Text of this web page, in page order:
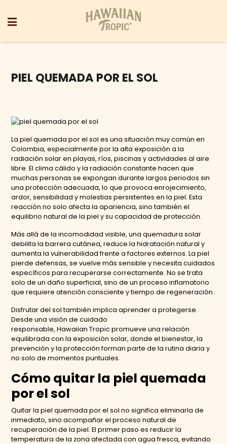
PIEL QUEMADA POR EL SOL
La piel quemada por el sol es una situación muy común en
Colombia, especialmente por la alta exposición a la
radiación solar en playas, ríos, piscinas y actividades al aire
libre. El clima cálido y la radiación constante hacen que
muchas personas se expongan durante largos periodos sin
una protección adecuada, lo que provoca enrojecimiento,
ardor, sensibilidad y molestias persistentes en la piel. Esta
reacción no solo afecta la apariencia, sino también el
equilibrio natural de la piel y su capacidad de protección.
Más allá de la incomodidad visible, una quemadura solar
debilita la barrera cutánea, reduce la hidratación natural y
aumenta la vulnerabilidad frente a factores externos. La piel
pierde defensas, se vuelve más sensible y necesita cuidados
específicos para recuperarse correctamente. No se trata
solo de un daño superficial, sino de un proceso inflamatorio
que requiere atención consciente y tiempo de regeneración.
Disfrutar del sol también implica aprender a protegerse.
Desde una visión de cuidado
responsable, Hawaiian Tropic promueve una relación
equilibrada con la exposición solar, donde el bienestar, la
prevención y la protección forman parte de la rutina diaria y
no solo de momentos puntuales.
Cómo quitar la piel quemada
por el sol
Quitar la piel quemada por el sol no significa eliminarla de
inmediato, sino acompañar el proceso natural de
recuperación de la piel. El primer paso es reducir la
temperatura de la zona afectada con agua fresca, evitando